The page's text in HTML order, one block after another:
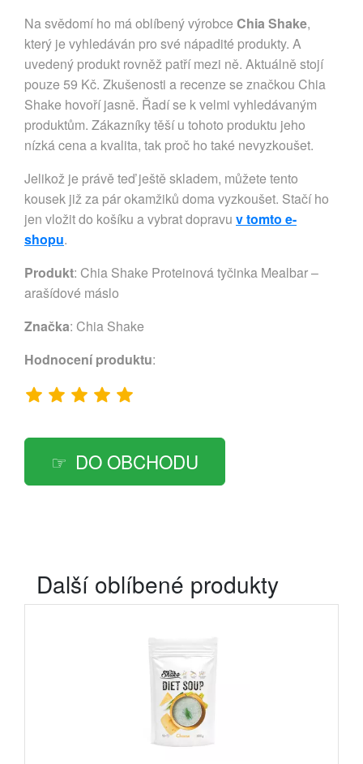
Na svědomí ho má oblíbený výrobce Chia Shake,
který je vyhledáván pro své nápadité produkty. A
uvedený produkt rovněž patří mezi ně. Aktuálně stojí
pouze 59 Kč. Zkušenosti a recenze se značkou Chia
Shake hovoří jasně. Řadí se k velmi vyhledávaným
produktům. Zákazníky těší u tohoto produktu jeho
nízká cena a kvalita, tak proč ho také nevyzkoušet.
Jelikož je právě teď ještě skladem, můžete tento
kousek již za pár okamžiků doma vyzkoušet. Stačí ho
jen vložit do košíku a vybrat dopravu v tomto e-
shopu.
Produkt: Chia Shake Proteinová tyčinka Mealbar –
arašídové máslo
Značka: Chia Shake
Hodnocení produktu:
DO OBCHODU
Další oblíbené produkty